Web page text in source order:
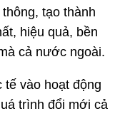
tạo thành
hiệu quả, bền
cả nước ngoài.
tế vào hoạt động
trình đổi mới cả